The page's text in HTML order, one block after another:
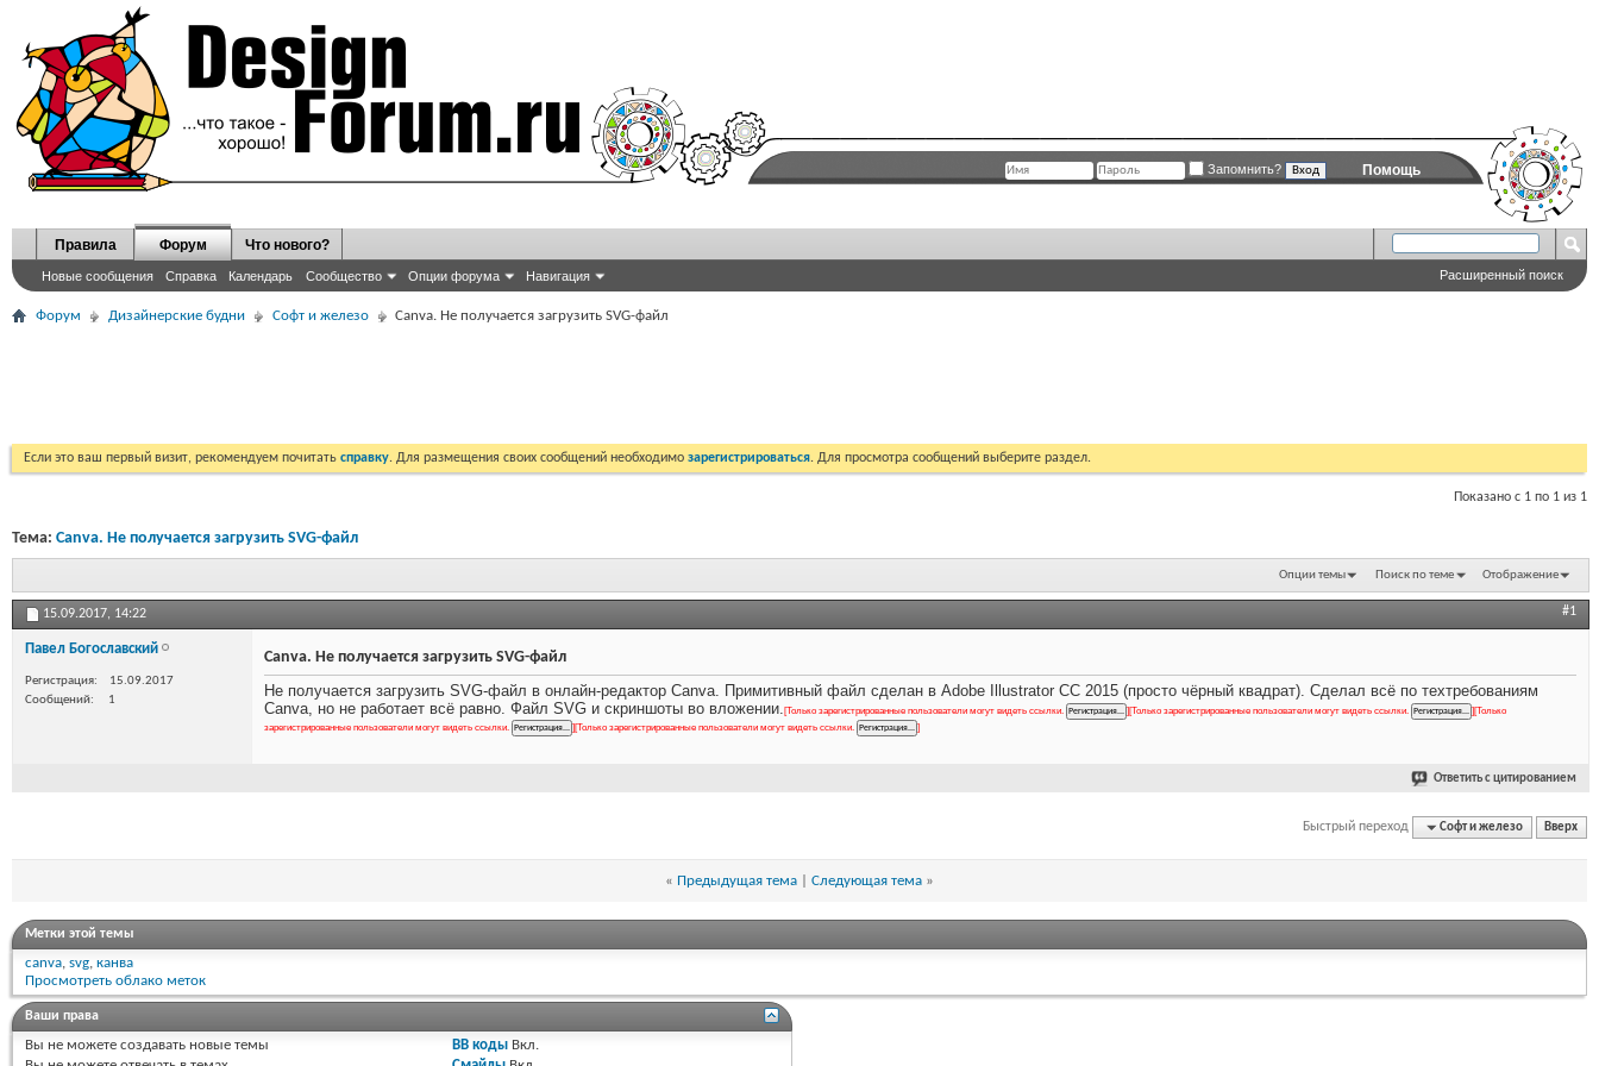
Помощь
Запомнить?
Правила Форум
Новые сообщения Справка Календарь Сообщество Опции форума Навигация
Что нового?
Расширенный поиск
Форум Дизайнерские будни Софт и железо Canva. Не получается загрузить SVG-файл
Если это ваш первый визит, рекомендуем почитать справку. Для размещения своих сообщений необходимо зарегистрироваться. Для просмотра сообщений выберите раздел.
Показано с 1 по 1 из 1
Тема: Canva. Не получается загрузить SVG-файл
Опции темы Поиск по теме Отображение
15.09.2017, 14:22 #1
Павел Богославский
Регистрация
15.09.2017
Сообщений
1
Canva. Не получается загрузить SVG-файл
Не получается загрузить SVG-файл в онлайн-редактор Canva. Примитивный файл сделан в Adobe Illustrator CC 2015 (просто чёрный квадрат). Сделал всё по техтребованиям
Canva, но не работает всё равно. Файл SVG и скриншоты во вложении. [Только зарегистрированные пользователи могут видеть ссылки. ] [Только зарегистрированные пользователи могут видеть ссылки. ] [Только
зарегистрированные пользователи могут видеть ссылки.
] [Только зарегистрированные пользователи могут видеть ссылки. ]
Ответить с цитированием
Быстрый переход Софт и железо Вверх
« Предыдущая тема Следующая тема »
Метки этой темы
canva, svg, канва
Просмотреть облако меток
Ваши права
Вы не можете создавать новые темы
BB коды Вкл.